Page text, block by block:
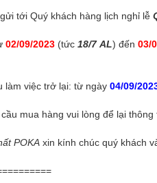
tới Quý khách hàng lịch nghỉ lễ
02/09/2023 (tức 18/7 AL) đến 03/
làm việc trở lại: từ ngày 04/09/
mua hàng vui lòng để lại
POKA xin kính chúc quý khách